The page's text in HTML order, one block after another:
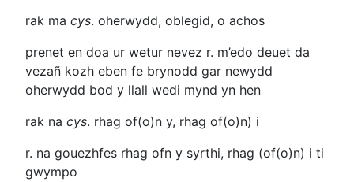
rak ma cys. oherwydd, oblegid, o achos
prenet en doa ur wetur nevez r. m’edo deuet da
vezañ kozh eben fe brynodd gar newydd
oherwydd bod y llall wedi mynd yn hen
rak na cys. rhag of(o)n y, rhag of(o)n) i
r. na gouezhfes rhag ofn y syrthi, rhag (of(o)n) i ti
gwympo